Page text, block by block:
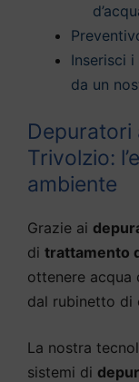
Inserisci
da un
Depuratori
Trivolzio:
ambiente
Grazie ai
di trattamento
ottenere acqua
dal rubinetto di
La nostra
sistemi di